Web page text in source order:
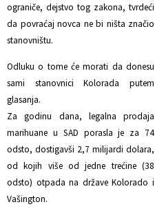
ograniče, dejstvo tog zakona, tvrdeći
da povraćaj novca ne bi ništa značio
stanovništu.
Odluku o tome će morati da donesu
sami stanovnici Kolorada putem
glasanja.
Za godinu dana, legalna prodaja
marihuane u SAD porasla je za 74
odsto, dostigavši 2,7 milijardi dolara,
od kojih više od jedne trećine (38
odsto) otpada na države Kolorado i
Vašington.